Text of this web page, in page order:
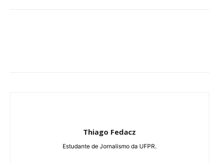
Thiago Fedacz
Estudante de Jornalismo da UFPR.